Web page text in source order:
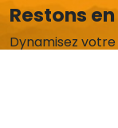
Restons
Dynamisez